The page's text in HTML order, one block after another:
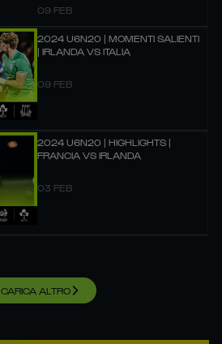
09 FEB
2024 U6N20 | MOMENTI SALIENTI
| IRLANDA VS ITALIA
09 FEB
2024 U6N20 | HIGHLIGHTS |
FRANCIA VS IRLANDA
03 FEB
CARICA ALTRO